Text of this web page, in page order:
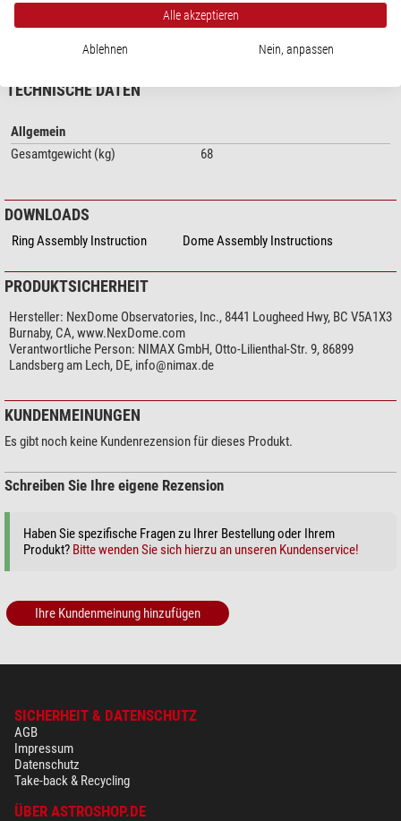
Aufbauservice an. Für weitere Informationen nutzen Sie einfach den
Button "Kundenservice kontaktieren". Beispiele für unsere Projekte
finden Sie in unserem
und Kuppel.
Falls Sie die Kuppel auf einen eigenen Turm setzen wollen, können wir Ihnen
Kuppel drehbar aufliegt.
Das Beispiel rechts zeigt die Verwendung der NexDome-Kuppel als
mit der NexDome-Kuppel als Spitze. Ihrer Kreativität ist keine Grenze
TECHNISCHE DATEN
Allgemein
Gesamtgewicht (kg)
68
DOWNLOADS
Ring Assembly Instruction Dome Assembly Instructions
PRODUKTSICHERHEIT
Hersteller: NexDome Observatories, Inc., 8441 Lougheed Hwy, BC V5A1X3
Burnaby, CA, www.NexDome.com
Verantwortliche Person: NIMAX GmbH, Otto-Lilienthal-Str. 9, 86899
Landsberg am Lech, DE, info@nimax.de
KUNDENMEINUNGEN
Es gibt noch keine Kundenrezension für dieses Produkt.
Schreiben Sie Ihre eigene Rezension
Haben Sie spezifische Fragen zu Ihrer Bestellung oder Ihrem
Produkt? Bitte wenden Sie sich hierzu an unseren Kundenservice!
Ihre Kundenmeinung hinzufügen
SICHERHEIT & DATENSCHUTZ
AGB
Impressum
Datenschutz
Take-back & Recycling
ÜBER ASTROSHOP.DE
Alle akzeptieren
Ablehnen Nein, anpassen